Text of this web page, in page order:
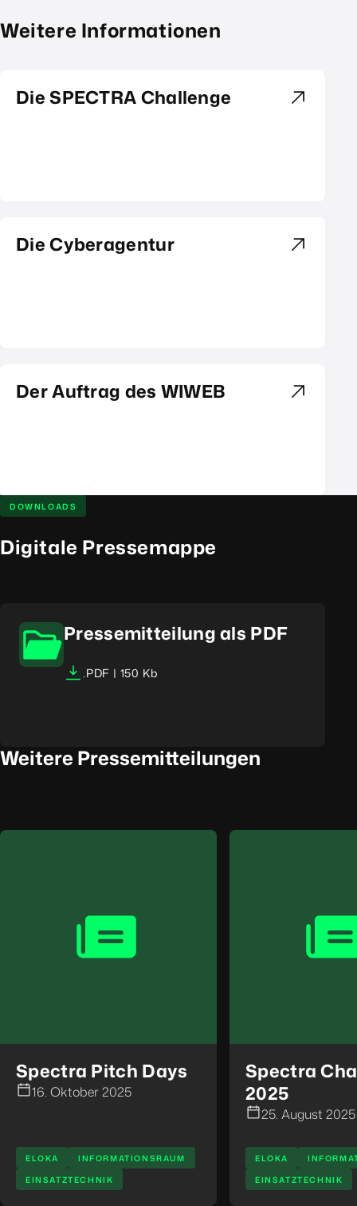
Weitere Informationen
Die SPECTRA Challenge
Die Cyberagentur
Der Auftrag des WIWEB
DOWNLOADS
Digitale Pressemappe
Pressemitteilung als PDF
.PDF | 150 Kb
Weitere Pressemitteilungen
Spectra Pitch Days
16. Oktober 2025
ELOKA
INFORMATIONSRAUM
EINSATZTECHNIK
Spectra
2025
25. August 2025
ELOKA
EINSATZTECHNIK